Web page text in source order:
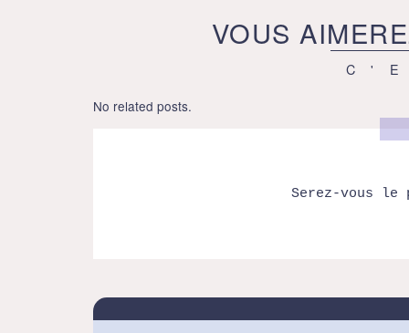
VOUS
No related posts.
Serez-vous